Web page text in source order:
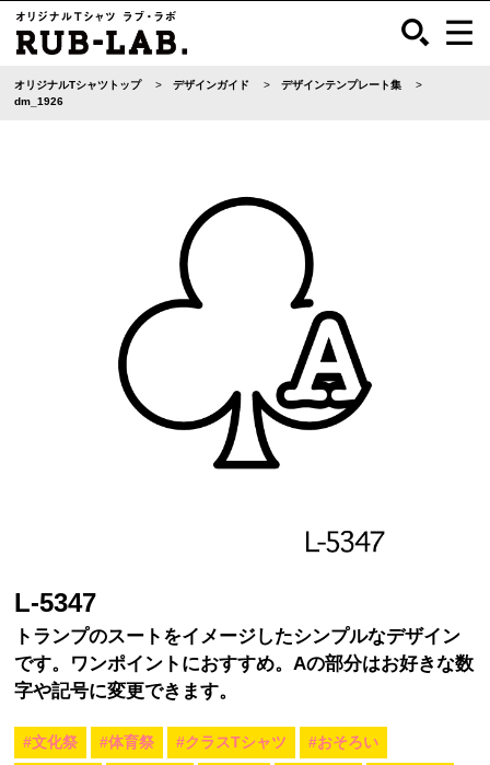
オリジナルTシャツトップ デザインガイド
デザインテンプレート集
dm_1926
L-5347
トランプのスートをイメージしたシンプルなデザイン
です。ワンポイントにおすすめ。Aの部分はお好きな数
字や記号に変更できます。
#文化祭 #体育祭 #クラスTシャツ #おそろい